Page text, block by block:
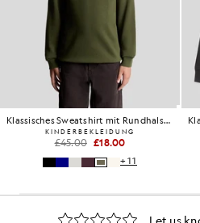
Klassisches Sweatshirt mit Rundhalsausschnitt
KINDERBEKLEIDUNG
£45.00 £18.00
+11